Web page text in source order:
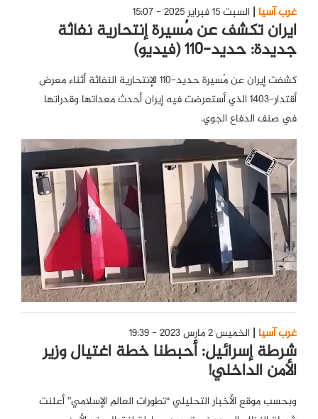
غرب آسيا السبت 15 فبراير 2025 - 15:07
ايران تكشف عن مُسيرة إنتحارية نفاثة
جديدة: حديد-١١٠ (فيديو)
كشفت إيران عن مُسيرة حديد-١١٠ الإنتحارية النفاثة أثناء معرض
أقتدار-١٤٠٣ الذي أستعرضت فيه إيران أحدث معداتها وقدراتها
في صنف الدفاع الجوي.
غرب آسيا الخميس 2 مارس 2023 - 19:39
شرطة إسرائيل: أحبطنا خطة اغتيال وزير
الأمن الداخلي!
وبحسب موقع الأخبار التحليلي “تطورات العالم الإسلامي” أعلنت